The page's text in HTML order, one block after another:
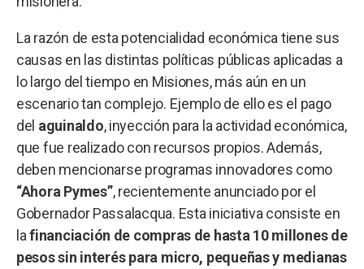
La razón de esta potencialidad económica tiene sus
causas en las distintas políticas públicas aplicadas a
lo largo del tiempo en Misiones, más aún en un
escenario tan complejo. Ejemplo de ello es el pago
del aguinaldo, inyección para la actividad económica,
que fue realizado con recursos propios. Además,
deben mencionarse programas innovadores como
“Ahora Pymes”, recientemente anunciado por el
Gobernador Passalacqua. Esta iniciativa consiste en
lafinanciación de compras de hasta 10 millones de
pesos sin interés para micro, pequeñas y medianas